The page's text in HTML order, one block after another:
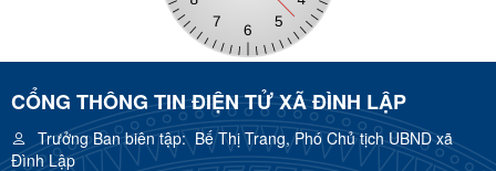
CỔNG THÔNG TIN ĐIỆN TỬ XÃ ĐÌNH LẬP
Trưởng Ban biên tập:Bế Thị Trang, Phó Chủ tịch UBND xã
Đình Lập